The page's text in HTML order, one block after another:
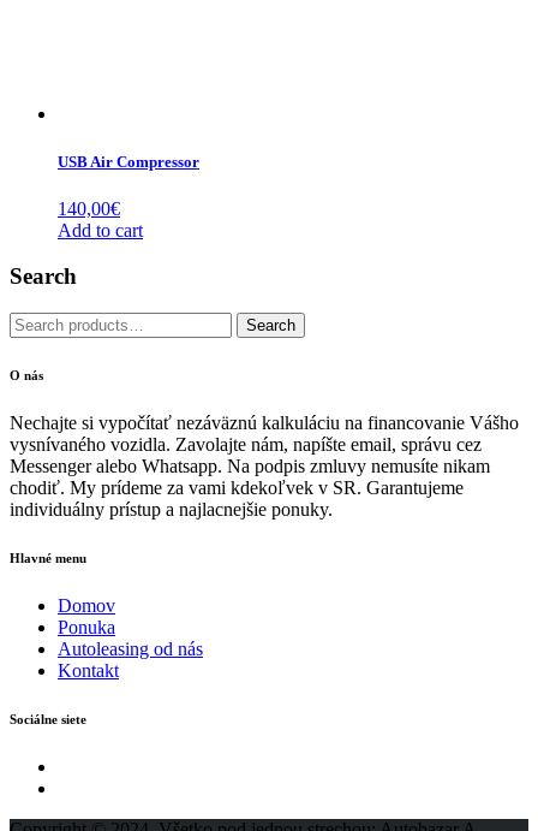
USB Air Compressor
140,00€
Add to cart
Search
Search
for:
Search
O nás
Nechajte si vypočítať nezáväznú kalkuláciu na financovanie Vášho
vysnívaného vozidla. Zavolajte nám, napíšte email, správu cez
Messenger alebo Whatsapp. Na podpis zmluvy nemusíte nikam
chodiť. My prídeme za vami kdekoľvek v SR. Garantujeme
individuálny prístup a najlacnejšie ponuky.
Hlavné menu
Domov
Ponuka
Autoleasing od nás
Kontakt
Sociálne siete